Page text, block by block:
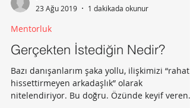
-
23 Ağu 2019
1 dakikada okunur
Gerçekten İstediğin Nedir?